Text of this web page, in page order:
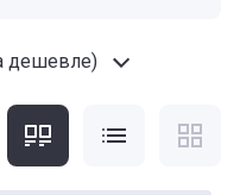
дешевле)